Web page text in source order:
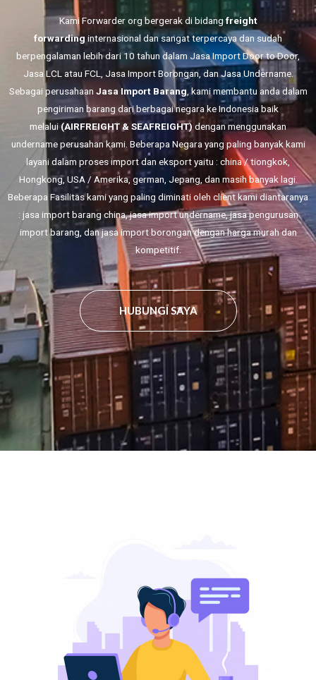
KamiForwarder org bergerak di bidang freight
forwarding internasional dan sangat terpercaya dan sudah
berpengalaman lebih dari 10 tahun dalam JasaImport Door to Door,
Jasa LCL atau FCL, Jasa Import Borongan , dan Jasa Undername.
Sebagai perusahaan Jasa Import Barang , kami membantu anda dalam
pengiriman barang dari berbagai negara ke Indonesia baik
melalui(AIRFREIGHT & SEAFREIGHT) dengan menggunakan
undername perusahan kami. Beberapa Negara yang paling banyak kami
layani dalam proses import dan eksport yaitu : china / tiongkok,
Hongkong, USA / Amerika, german, Jepang, dan masih banyak lagi.
Beberapa Fasilitas kami yang paling diminati oleh client kami diantaranya
: jasa import barang china, jasa import undername, jasa pengurusan
import barang, dan jasa import borongan dengan harga murah dan
kompetitif.
HUBUNGI SAYA